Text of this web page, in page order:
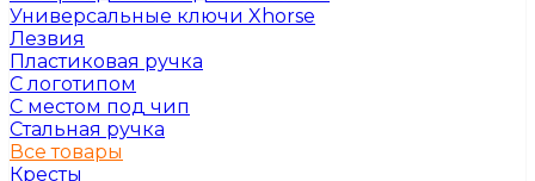
Универсальные ключи Xhorse
Лезвия
Пластиковая ручка
С логотипом
С местом под чип
Стальная ручка
Все товары
Кресты